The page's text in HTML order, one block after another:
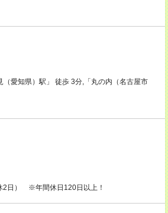
（愛知県）駅」 徒歩 3分,「丸の内（名古屋市
2日） ※年間休日120日以上！